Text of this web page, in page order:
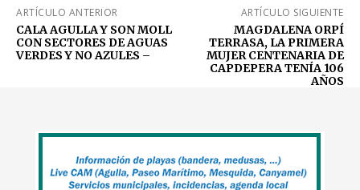
ARTÍCULO ANTERIOR
CALA AGULLA Y SON MOLL
CON SECTORES DE AGUAS
VERDES Y NO AZULES –
ARTÍCULO SIGUIENTE
MAGDALENA ORPÍ
TERRASA, LA PRIMERA
MUJER CENTENARIA DE
CAPDEPERA TENÍA 106
AÑOS